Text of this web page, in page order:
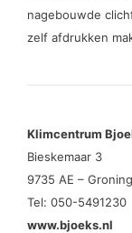
nagebouwde
zelf afdrukken
Klimcentrum
Bieskemaar 3
9735 AE –
Tel: 050-5491230
www.bjoeks.nl